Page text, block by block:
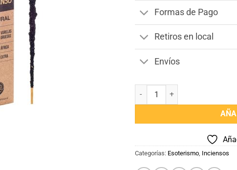
Formas de Pago
Retiros en local
Envíos
Incienso Linea Natural Sagrada
Categorías: Esoterismo, Inciensos